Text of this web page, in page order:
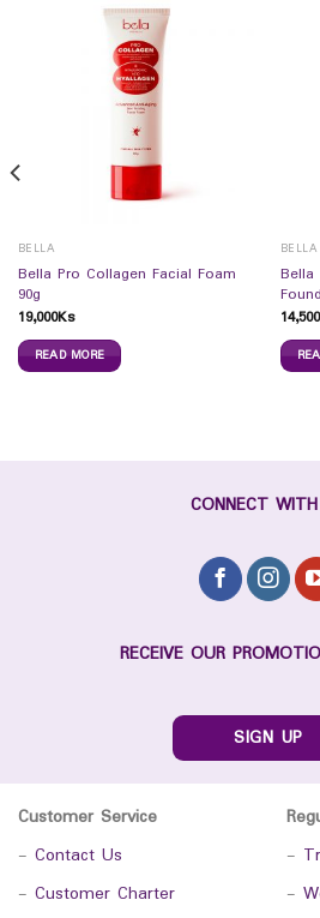
BELLA
Bella Pro Collagen Facial Foam
90g
19,000Ks
READ MORE
BELLA
Bella
14,500
CONNECT
RECEIVE OUR
SIGN UP
Customer Service
- Contact Us
- Customer Charter
-
-